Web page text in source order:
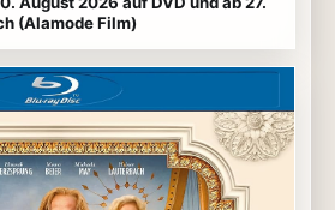
(Alamode Film)